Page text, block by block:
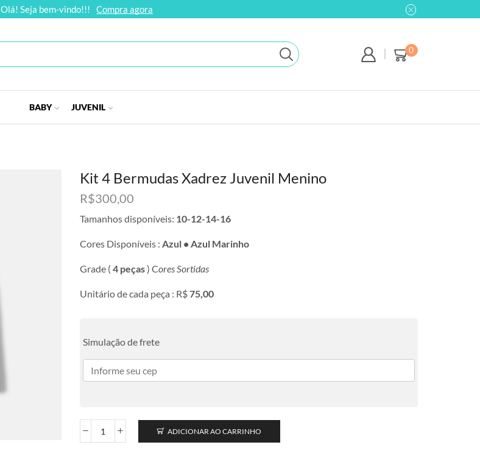
Olá! Seja bem-vindo!!! Compra agora
0
BABY JUVENIL
Kit 4 Bermudas Xadrez Juvenil Menino
R$300,00
Tamanhos disponíveis: 10-12-14-16
Cores Disponíveis : Azul • Azul Marinho
Grade ( 4 peças) Cores Sortidas
Unitário de cada peça : R$75,00
Simulação de frete
ADICIONAR AO CARRINHO